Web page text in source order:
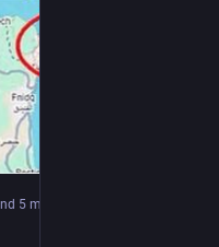
5 more